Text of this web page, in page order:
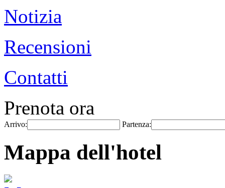
Notizia
Recensioni
Contatti
Prenota ora
Arrivo: Partenza:
Mappa dell'hotel